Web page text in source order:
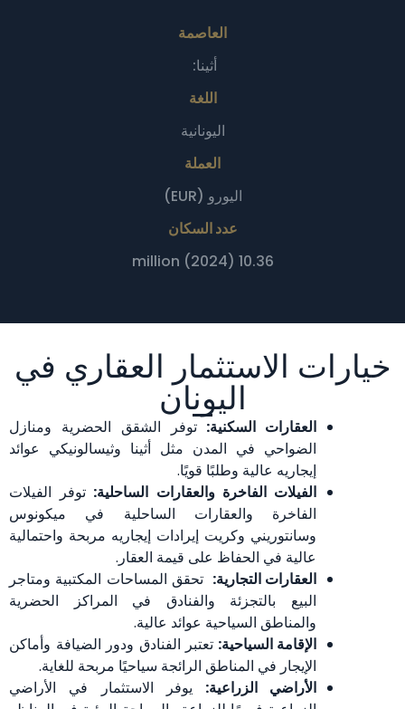
العاصمة
أثينا:
اللغة
اليونانية
العملة
اليورو (EUR)
عدد السكان
10.36 million (2024)
خيارات الاستثمار العقاري في
اليونان
العقارات السكنية: توفر الشقق الحضرية ومنازل
الضواحي في المدن مثل أثينا وثيسالونيكي عوائد
إيجاريه عالية وطلبًا قويًا.
الفيلات الفاخرة والعقارات الساحلية: توفر الفيلات
الفاخرة والعقارات الساحلية في ميكونوس
وسانتوريني وكريت إيرادات إيجاريه مربحة واحتمالية
عالية في الحفاظ على قيمة العقار.
العقارات التجارية: تحقق المساحات المكتبية ومتاجر
البيع بالتجزئة والفنادق في المراكز الحضرية
والمناطق السياحية عوائد عالية.
الإقامة السياحية: تعتبر الفنادق ودور الضيافة وأماكن
الإيجار في المناطق الرائجة سياحيًا مربحة للغاية.
الأراضي الزراعية: يوفر الاستثمار في الأراضي